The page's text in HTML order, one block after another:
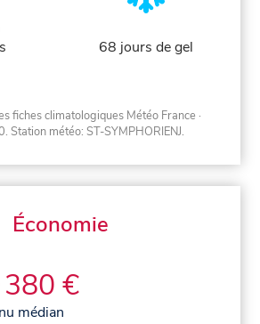
68 jours de gel
fiches climatologiques Météo France ·
. Station météo: ST-SYMPHORIENJ.
Économie
380 €
médian